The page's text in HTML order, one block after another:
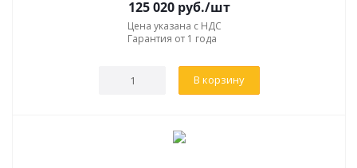
125 020 руб./шт
Цена указана с НДС
Гарантия от 1 года
В корзину